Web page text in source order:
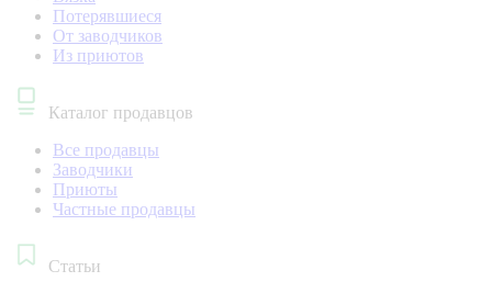
Потерявшиеся
От заводчиков
Из приютов
Каталог продавцов
Все продавцы
Заводчики
Приюты
Частные продавцы
Статьи